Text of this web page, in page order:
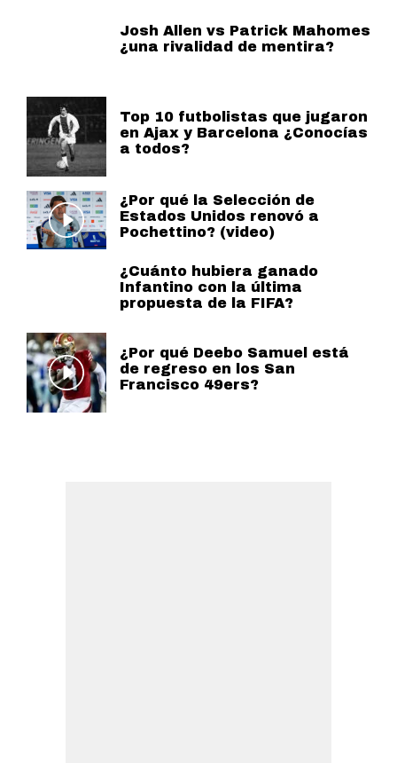
Josh Allen vs Patrick Mahomes
¿una rivalidad de mentira?
Top 10 futbolistas que jugaron
en Ajax y Barcelona ¿Conocías
a todos?
¿Por qué la Selección de
Estados Unidos renovó a
Pochettino? (video)
¿Cuánto hubiera ganado
Infantino con la última
propuesta de la FIFA?
¿Por qué Deebo Samuel está
de regreso en los San
Francisco 49ers?